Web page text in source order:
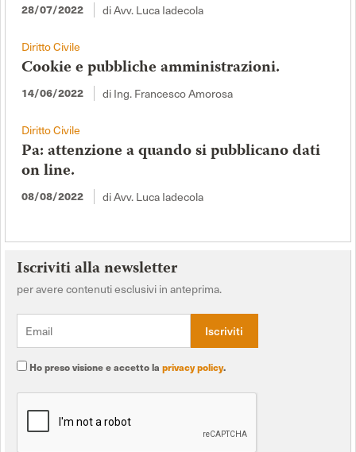
28/07/2022 di Avv. Luca Iadecola
Diritto Civile
Cookie e pubbliche amministrazioni.
14/06/2022 di Ing. Francesco Amorosa
Diritto Civile
Pa: attenzione a quando si pubblicano dati
on line.
08/08/2022 di Avv. Luca Iadecola
Iscriviti alla newsletter
per avere contenuti esclusivi in anteprima.
Ho preso visione e accetto la privacy policy.